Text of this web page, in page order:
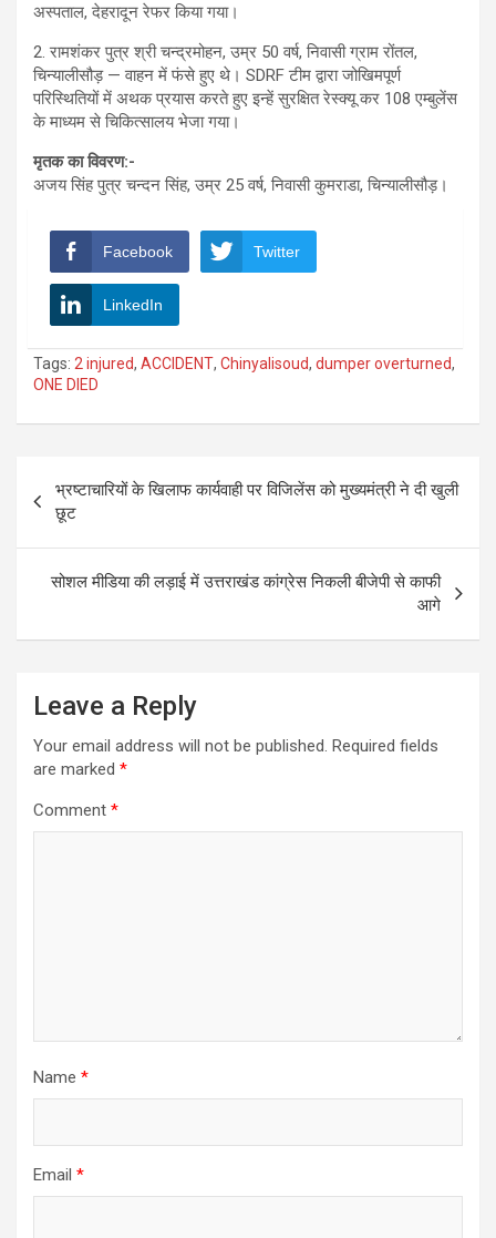
अस्पताल, देहरादून रेफर किया गया।
2. रामशंकर पुत्र श्री चन्द्रमोहन, उम्र 50 वर्ष, निवासी ग्राम रोंतल,
चिन्यालीसौड़ — वाहन में फंसे हुए थे। SDRF टीम द्वारा जोखिमपूर्ण
परिस्थितियों में अथक प्रयास करते हुए इन्हें सुरक्षित रेस्क्यू कर 108 एम्बुलेंस
के माध्यम से चिकित्सालय भेजा गया।
मृतक का विवरण:-
अजय सिंह पुत्र चन्दन सिंह, उम्र 25 वर्ष, निवासी कुमराडा, चिन्यालीसौड़।
Facebook Twitter
LinkedIn
Tags: 2 injured, ACCIDENT, Chinyalisoud, dumper overturned,
ONE DIED
navigation
भ्रष्टाचारियों के खिलाफ कार्यवाही पर विजिलेंस को मुख्यमंत्री ने दी खुली
छूट
सोशल मीडिया की लड़ाई में उत्तराखंड कांग्रेस निकली बीजेपी से काफी
आगे
Leave a Reply
Your email address will not be published. Required fields
are marked *
Comment *
Name *
Email *